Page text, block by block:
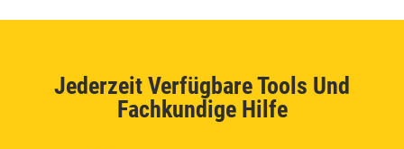
Jederzeit Verfügbare Tools Und
Fachkundige Hilfe